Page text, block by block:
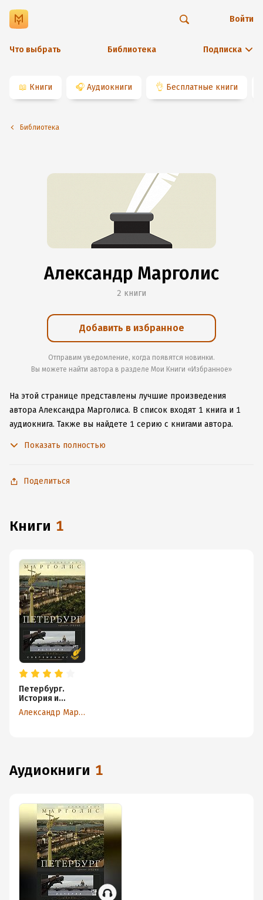
Что выбрать Библиотека Подписка
Войти
📖 Книги 🎧 Аудиокниги 👌 Бесплатные книги
Библиотека
Александр Марголис
2 книги
Добавить в избранное
Отправим уведомление, когда появятся новинки.
Вы можете найти автора в разделе Мои Книги «Избранное»
На этой странице представлены лучшие произведения
автора Александра Марголиса. В список входят 1 книга и 1
аудиокнига. Также вы найдете 1 серию с книгами автора.
Android, чтобы не расставаться с любимыми произведениями
Показать полностью
Поделиться
книги 1
Петербург.
История и
современность.
Избранные
Александр Марголис
аудиокниги 1